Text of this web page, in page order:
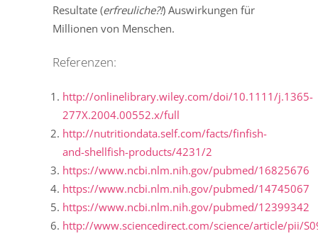
Resultate (erfreuliche?!) Auswirkungen für
Millionen von Menschen.
Referenzen:
http://onlinelibrary.wiley.com/doi/10.1111/j.1365-
277X.2004.00552.x/full
http://nutritiondata.self.com/facts/finfish-
and-shellfish-products/4231/2
https://www.ncbi.nlm.nih.gov/pubmed/16825676
https://www.ncbi.nlm.nih.gov/pubmed/14745067
https://www.ncbi.nlm.nih.gov/pubmed/12399342
http://www.sciencedirect.com/science/article/pii/